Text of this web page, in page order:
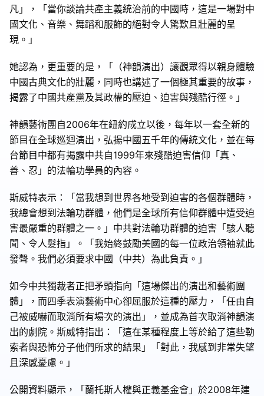
凡」，「當你談論共產主義統治前的中國時，這是一場對中
國文化、音樂、舞蹈和服飾的絕對令人驚歎且壯麗的呈
現。」
她認為，更重要的是，「（神韻演出）讓觀眾得以親身體驗
中國古典文化的壯麗，同時也講述了一個極其重要的故事，
揭露了中國共產黨及其政權的壓迫、迫害與殘酷行徑。」
神韻藝術團自2006年在紐約成立以後，每年以一套全新的
節目在全球巡迴演出，弘揚中國五千年的傳統文化，並在每
台節目中都有揭露中共自1999年來殘酷迫害信仰「真、
善、忍」的法輪功學員的內容。
斯威特表示：「當我想到世界各地受到迫害的各個群體時，
我總會想到法輪功群體，他們是全球所有信仰群體中遭受迫
害最嚴重的群體之一。」中共對法輪功群體的迫害「駭人聽
聞、令人髮指」。「我始終鼓勵美國的每一位政治領袖就此
發聲。我們必須要求中國（中共）為此負責。」
如今中共獨裁者正把矛頭指向「這場傑出的演出和藝術團
體」，而四季表演藝術中心卻屈服於這種的壓力，「任由自
己被威嚇而取消所有場次的演出」，並成為首次取消神韻演
出的劇院。斯威特指出：「這在某種程度上等於給了這些勒
索者與恐怖分子他們所求的結果」「對此，我感到非常失望
且深感憂慮。」
公開資料顯示，「蘭托斯人權與正義基金會」於2008年建